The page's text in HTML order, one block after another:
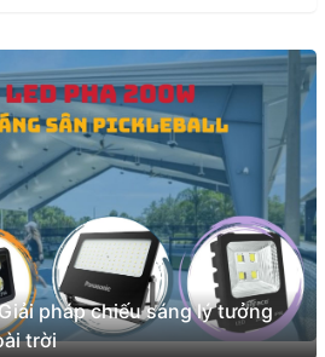
pháp chiếu sáng lý tưởng
trời